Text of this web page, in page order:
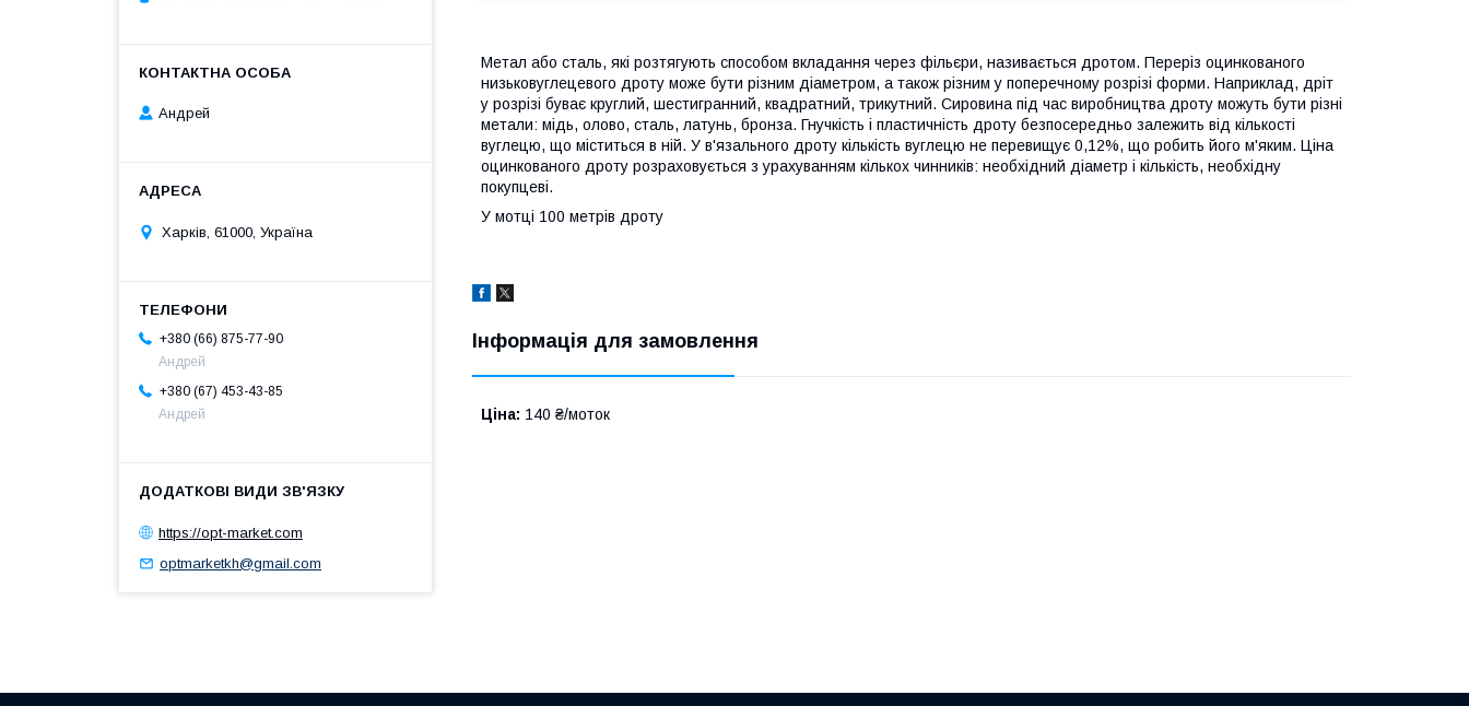
Метал або сталь, які розтягують способом вкладання через фільєри, називається дротом. Переріз оцинкованого
низьковуглецевого дроту може бути різним діаметром, а також різним у поперечному розрізі форми. Наприклад, дріт
у розрізі буває круглий, шестигранний, квадратний, трикутний. Сировина під час виробництва дроту можуть бути різні
метали: мідь, олово, сталь, латунь, бронза. Гнучкість і пластичність дроту безпосередньо залежить від кількості
вуглецю, що міститься в ній. У в'язального дроту кількість вуглецю не перевищує 0,12%, що робить його м'яким. Ціна
оцинкованого дроту розраховується з урахуванням кількох чинників: необхідний діаметр і кількість, необхідну
покупцеві.
У мотці 100 метрів дроту
Інформація для замовлення
Ціна: 140 ₴/моток
Андрей
Харків, 61000, Україна
+380 (66) 875-77-90
Андрей
+380 (67) 453-43-85
Андрей
https://opt-market.com
optmarketkh@gmail.com